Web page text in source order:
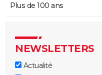
Plus de 100 ans
NEWSLETTERS
Actualité